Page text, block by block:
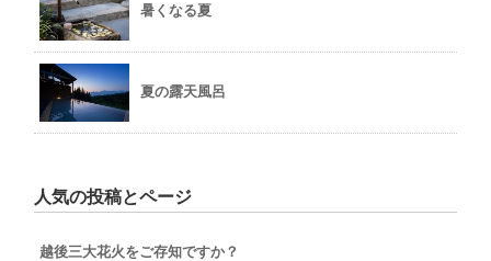
暑くなる夏
夏の露天風呂
人気の投稿とページ
越後三大花火をご存知ですか？